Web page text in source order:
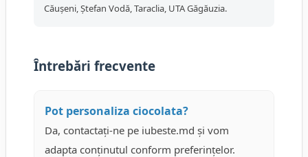
Căușeni, Ștefan Vodă, Taraclia, UTA Găgăuzia.
Întrebări frecvente
Pot personaliza ciocolata?
Da, contactați-ne pe iubeste.md și vom
adapta conținutul conform preferințelor.